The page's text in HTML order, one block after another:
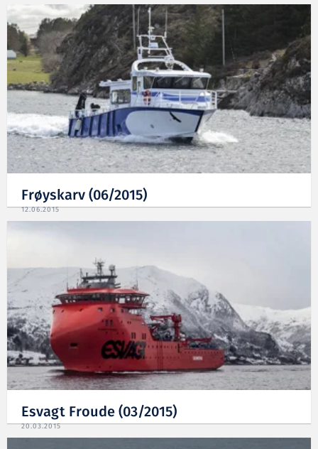
Frøyskarv (06/2015)
12.06.2015
Esvagt Froude (03/2015)
20.03.2015